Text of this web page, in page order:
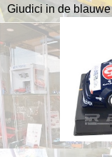
Giudici in de blauwe